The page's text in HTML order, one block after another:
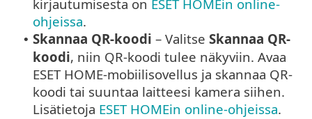
kirjautumisesta on ESET HOMEin online-
ohjeissa.
• Skannaa QR-koodi – Valitse Skannaa QR-
koodi, niin QR-koodi tulee näkyviin. Avaa
ESET HOME-mobiilisovellus ja skannaa QR-
koodi tai suuntaa laitteesi kamera siihen.
Lisätietoja ESET HOMEin online-ohjeissa.